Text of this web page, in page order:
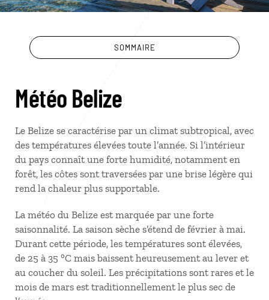
SOMMAIRE
Météo Belize
Le Belize se caractérise par un climat subtropical, avec
des températures élevées toute l’année. Si l’intérieur
du pays connaît une forte humidité, notamment en
forêt, les côtes sont traversées par une brise légère qui
rend la chaleur plus supportable.
La météo du Belize est marquée par une forte
saisonnalité. La saison sèche s’étend de février à mai.
Durant cette période, les températures sont élevées,
de 25 à 35 °C mais baissent heureusement au lever et
au coucher du soleil. Les précipitations sont rares et le
mois de mars est traditionnellement le plus sec de